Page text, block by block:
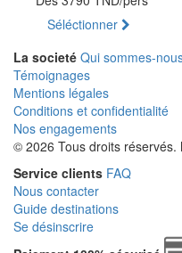
Séléctionner
La societé Qui sommes-
Témoignages
Mentions légales
Conditions et confidentialité
Nos engagements
© 2026 Tous droits réservés.
Service clients FAQ
Nous contacter
Guide destinations
Se désinscrire